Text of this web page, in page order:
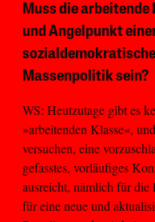
Muss die arbeitende
und Angelpunkt
Massenpolitik sein?
WS: Heutzutage gibt es
»arbeitenden Klasse«,
versuchen, eine
gefasstes, vorläufiges
ausreicht, nämlich für
für eine neue und